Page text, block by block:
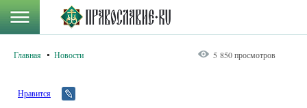
Главная Новости 5 850 просмотров
Нравится